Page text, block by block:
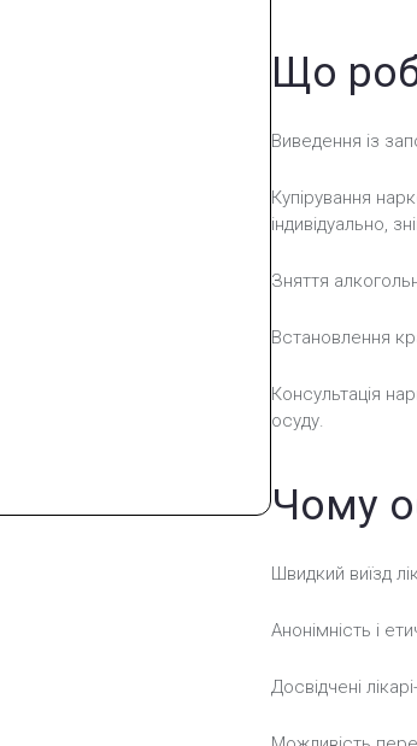
Що
Виведення із
Купірування
індивідуально,
Зняття
Встановлення
Консультація
осуду.
Чому
Швидкий виїзд
Анонімність і
Досвідчені